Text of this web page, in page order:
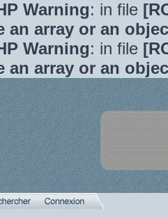
Warning: in file
an array or an
Warning: in file
an array or an